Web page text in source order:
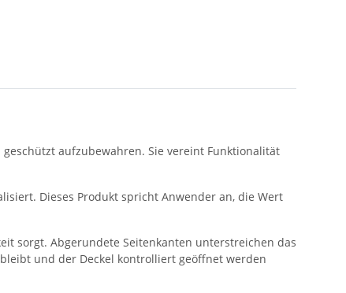
aufzubewahren. Sie vereint Funktionalität
Dieses Produkt spricht Anwender an, die Wert
sorgt. Abgerundete Seitenkanten unterstreichen das
und der Deckel kontrolliert geöffnet werden